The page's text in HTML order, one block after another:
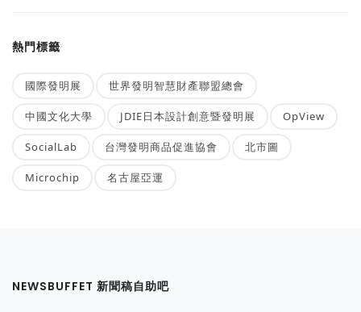
熱門標籤
國際發明展 世界發明智慧財產聯盟總會
中國文化大學 JDIE日本設計創意暨發明展 OpView
SocialLab 台灣發明商品促進協會 北市圖
Microchip 名古屋亞運
NEWSBUFFET 新聞稿自助吧